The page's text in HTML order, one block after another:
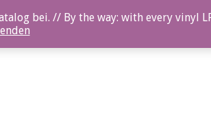
bei. // By the way: with every vinyl